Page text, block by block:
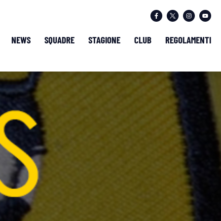
NEWS SQUADRE STAGIONE CLUB REGOLAMENTI